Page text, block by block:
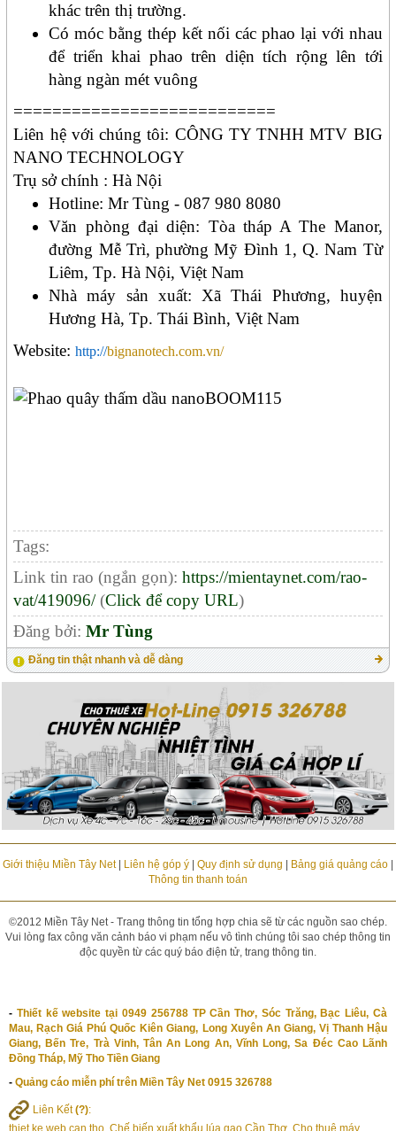
khác trên thị trường.
Có móc bằng thép kết nối các phao lại với nhau
để triển khai phao trên diện tích rộng lên tới
hàng ngàn mét vuông
===========================
Liên hệ vớichúng tôi: CÔNG TY TNHH MTV BIG
NANO TECHNOLOGY
Trụ sở chính : Hà Nội
Hotline: Mr Tùng - 087 980 8080
Văn phòng đại diện: Tòa tháp A The Manor,
đường Mễ Trì, phường Mỹ Đình 1, Q. Nam Từ
Liêm, Tp. Hà Nội, Việt Nam
Nhà máy sản xuất: Xã Thái Phương, huyện
Hương Hà, Tp. Thái Bình, Việt Nam
Website:http://bignanotech.com.vn/
Tags:
Link tin rao (ngắn gọn):https://mientaynet.com/rao-
vat/419096/(Click để copy URL)
Đăng bởi:Mr Tùng
Đăng tin thật nhanh và dễ dàng
Giới thiệu Miền Tây Net| Liên hệ góp ý| Quy định sử dụng Bảng giá quảng cáo|
Thông tin thanh toán
©2012 Miền Tây Net - Trang thông tin tổng hợp chia sẽ từ các nguồn sao chép.
Vui lòng fax công văn cảnh báo vi phạm nếu vô tình chúng tôi sao chép thông tin
độc quyền từ các quý báo điện tử, trang thông tin.
- Thiết kế website tại 0949 256788 TP Cần Thơ, Sóc Trăng, Bạc Liêu, Cà
Mau, Rạch Giá Phú Quốc Kiên Giang, Long Xuyên An Giang, Vị Thanh Hậu
Giang, Bến Tre, Trà Vinh, Tân An Long An, Vĩnh Long, Sa Đéc Cao Lãnh
Đồng Tháp, Mỹ Tho Tiền Giang
- Quảng cáo miễn phí trên Miền Tây Net 0915 326788
Liên Kết(?):
thiet ke web can tho Chế biến xuất khẩu lúa gạo Cần Thơ Cho thuê máy